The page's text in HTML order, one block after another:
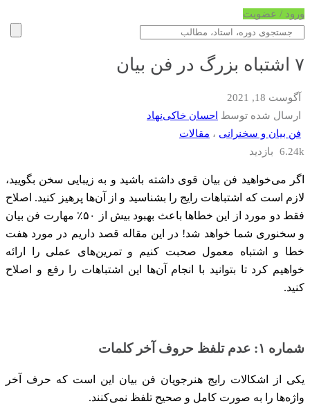
ورود / عضویت
۷ اشتباه بزرگ در فن بیان
آگوست 18, 2021
ارسال شده توسط احسان خاکی‌نهاد
فن بیان و سخنرانی ، مقالات
6.24k بازدید
اگر می‌خواهید فن بیان قوی داشته باشید و به زیبایی سخن بگویید،
لازم است که اشتباهات رایج را بشناسید و از آن‌ها پرهیز کنید. اصلاح
فقط دو مورد از این خطاها باعث بهبود بیش از ۵۰٪ مهارت فن بیان
و سخنوری شما خواهد شد‍! در این مقاله قصد داریم در مورد هفت
خطا و اشتباه معمول صحبت کنیم و تمرین‌های عملی را ارائه
خواهیم کرد تا بتوانید با انجام آن‌ها این اشتباهات را رفع و اصلاح
کنید.
شماره ۱: عدم تلفظ حروف آخر کلمات
یکی از اشکالات رایج هنرجویان فن بیان این است که حرف آخر
واژه‌ها را به صورت کامل و صحیح تلفظ نمی‌کنند.